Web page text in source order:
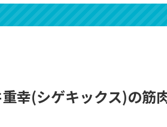
重幸(シゲキックス)の